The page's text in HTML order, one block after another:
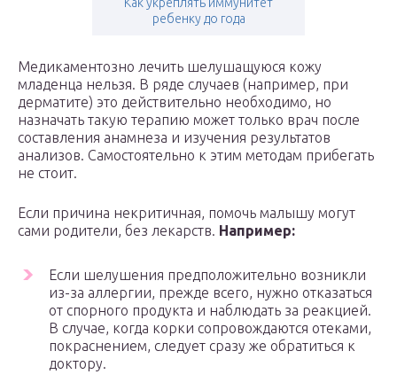
ребенку до года
Медикаментозно лечить шелушащуюся кожу
младенца нельзя. В ряде случаев (например, при
дерматите) это действительно необходимо, но
назначать такую терапию может только врач после
составления анамнеза и изучения результатов
анализов. Самостоятельно к этим методам прибегать
не стоит.
Если причина некритичная, помочь малышу могут
сами родители, без лекарств. Например:
Если шелушения предположительно возникли
из-за аллергии, прежде всего, нужно отказаться
от спорного продукта и наблюдать за реакцией.
В случае, когда корки сопровождаются отеками,
покраснением, следует сразу же обратиться к
доктору.